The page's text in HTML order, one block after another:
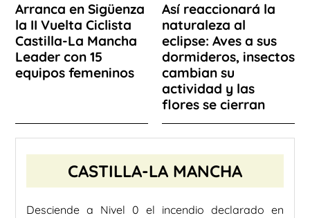
Arranca en Sigüenza
la II Vuelta Ciclista
Castilla-La Mancha
Leader con 15
equipos femeninos
Así reaccionará la
naturaleza al
eclipse: Aves a sus
dormideros, insectos
cambian su
actividad y las
flores se cierran
CASTILLA-LA MANCHA
Desciende a Nivel 0 el incendio declarado en